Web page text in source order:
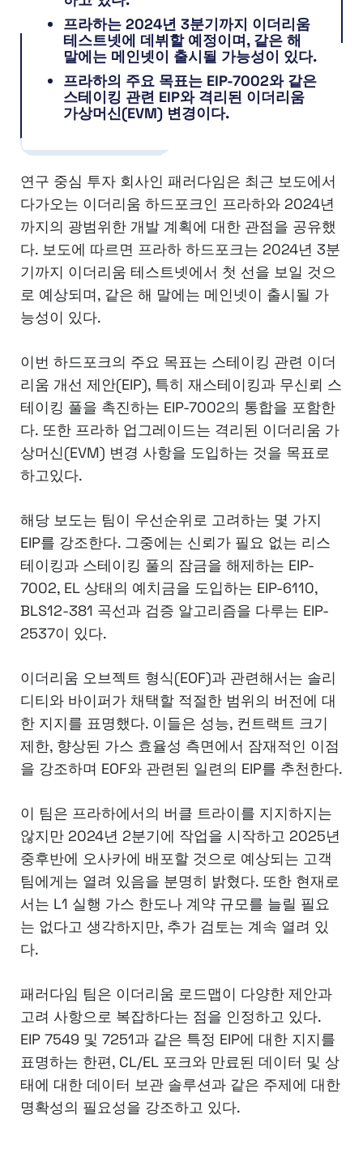
프라하는 2024년 3분기까지 이더리움
테스트넷에 데뷔할 예정이며, 같은 해
말에는 메인넷이 출시될 가능성이 있다.
프라하의 주요 목표는 EIP-7002와 같은
스테이킹 관련 EIP와 격리된 이더리움
가상머신(EVM) 변경이다.
연구 중심 투자 회사인 패러다임은 최근 보도에서
다가오는 이더리움 하드포크인 프라하와 2024년
까지의 광범위한 개발 계획에 대한 관점을 공유했
다. 보도에 따르면 프라하 하드포크는 2024년 3분
기까지 이더리움 테스트넷에서 첫 선을 보일 것으
로 예상되며, 같은 해 말에는 메인넷이 출시될 가
능성이 있다.
이번 하드포크의 주요 목표는 스테이킹 관련 이더
리움 개선 제안(EIP), 특히 재스테이킹과 무신뢰 스
테이킹 풀을 촉진하는 EIP-7002의 통합을 포함한
다. 또한 프라하 업그레이드는 격리된 이더리움 가
상머신(EVM) 변경 사항을 도입하는 것을 목표로
하고있다.
해당 보도는 팀이 우선순위로 고려하는 몇 가지
EIP를 강조한다. 그중에는 신뢰가 필요 없는 리스
테이킹과 스테이킹 풀의 잠금을 해제하는 EIP-
7002, EL 상태의 예치금을 도입하는 EIP-6110,
BLS12-381 곡선과 검증 알고리즘을 다루는 EIP-
2537이 있다.
이더리움 오브젝트 형식(EOF)과 관련해서는 솔리
디티와 바이퍼가 채택할 적절한 범위의 버전에 대
한 지지를 표명했다. 이들은 성능, 컨트랙트 크기
제한, 향상된 가스 효율성 측면에서 잠재적인 이점
을 강조하며 EOF와 관련된 일련의 EIP를 추천한다.
이 팀은 프라하에서의 버클 트라이를 지지하지는
않지만 2024년 2분기에 작업을 시작하고 2025년
중후반에 오사카에 배포할 것으로 예상되는 고객
팀에게는 열려 있음을 분명히 밝혔다. 또한 현재로
서는 L1 실행 가스 한도나 계약 규모를 늘릴 필요
는 없다고 생각하지만, 추가 검토는 계속 열려 있
다.
패러다임 팀은 이더리움 로드맵이 다양한 제안과
고려 사항으로 복잡하다는 점을 인정하고 있다.
EIP 7549 및 7251과 같은 특정 EIP에 대한 지지를
표명하는 한편, CL/EL 포크와 만료된 데이터 및 상
태에 대한 데이터 보관 솔루션과 같은 주제에 대한
명확성의 필요성을 강조하고 있다.